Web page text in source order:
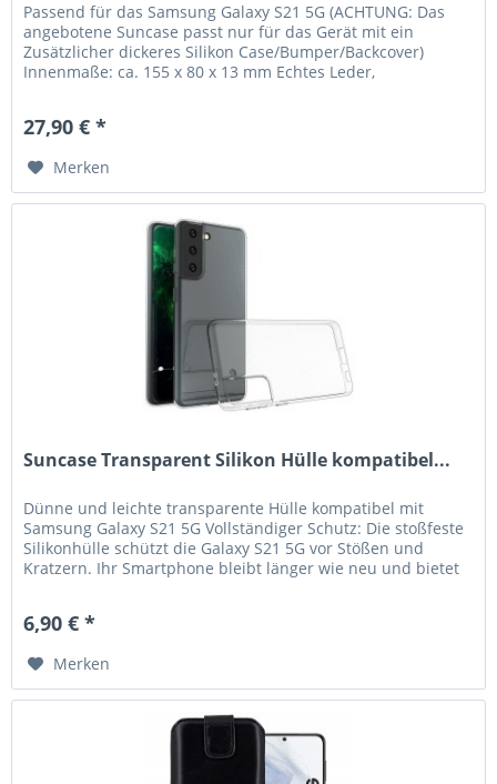
Passend für das Samsung Galaxy S21 5G (ACHTUNG: Das
angebotene Suncase passt nur für das Gerät mit ein
Zusätzlicher dickeres Silikon Case/Bumper/Backcover)
Innenmaße: ca. 155 x 80 x 13 mm Echtes Leder,
27,90 € *
Merken
Suncase Transparent Silikon Hülle kompatibel...
Dünne und leichte transparente Hülle kompatibel mit
Samsung Galaxy S21 5G Vollständiger Schutz: Die stoßfeste
Silikonhülle schützt die Galaxy S21 5G vor Stößen und
Kratzern. Ihr Smartphone bleibt länger wie neu und bietet
6,90 € *
Merken